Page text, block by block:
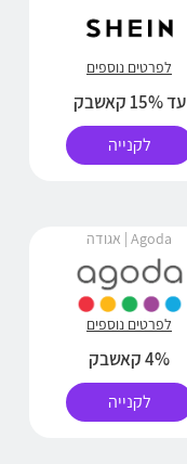
לפרטים נוספים
עד 15% קאשבק
לקנייה
Agoda | אגודה
לפרטים נוספים
4% קאשבק
לקנייה